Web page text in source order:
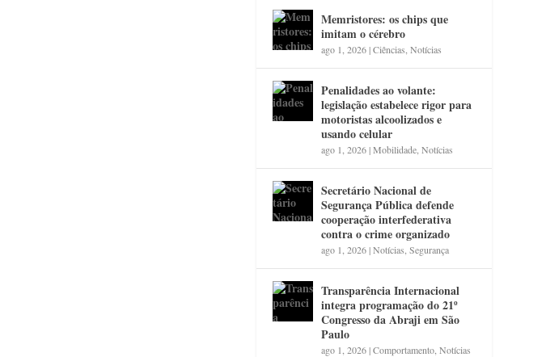
Memristores: os chips que
imitam o cérebro
ago 1, 2026|Ciências ,Notícias
Penalidades ao volante:
legislação estabelece rigor para
motoristas alcoolizados e
usando celular
ago 1, 2026|Mobilidade ,Notícias
Secretário Nacional de
Segurança Pública defende
cooperação interfederativa
contra o crime organizado
ago 1, 2026|Notícias ,Segurança
Transparência Internacional
integra programação do 21º
Congresso da Abraji em São
Paulo
ago 1, 2026|Comportamento ,Notícias